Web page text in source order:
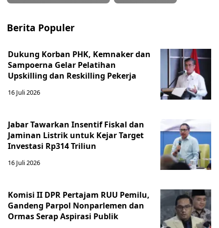
Berita Populer
Dukung Korban PHK, Kemnaker dan
Sampoerna Gelar Pelatihan
Upskilling dan Reskilling Pekerja
16 Juli 2026
Jabar Tawarkan Insentif Fiskal dan
Jaminan Listrik untuk Kejar Target
Investasi Rp314 Triliun
16 Juli 2026
Komisi II DPR Pertajam RUU Pemilu,
Gandeng Parpol Nonparlemen dan
Ormas Serap Aspirasi Publik